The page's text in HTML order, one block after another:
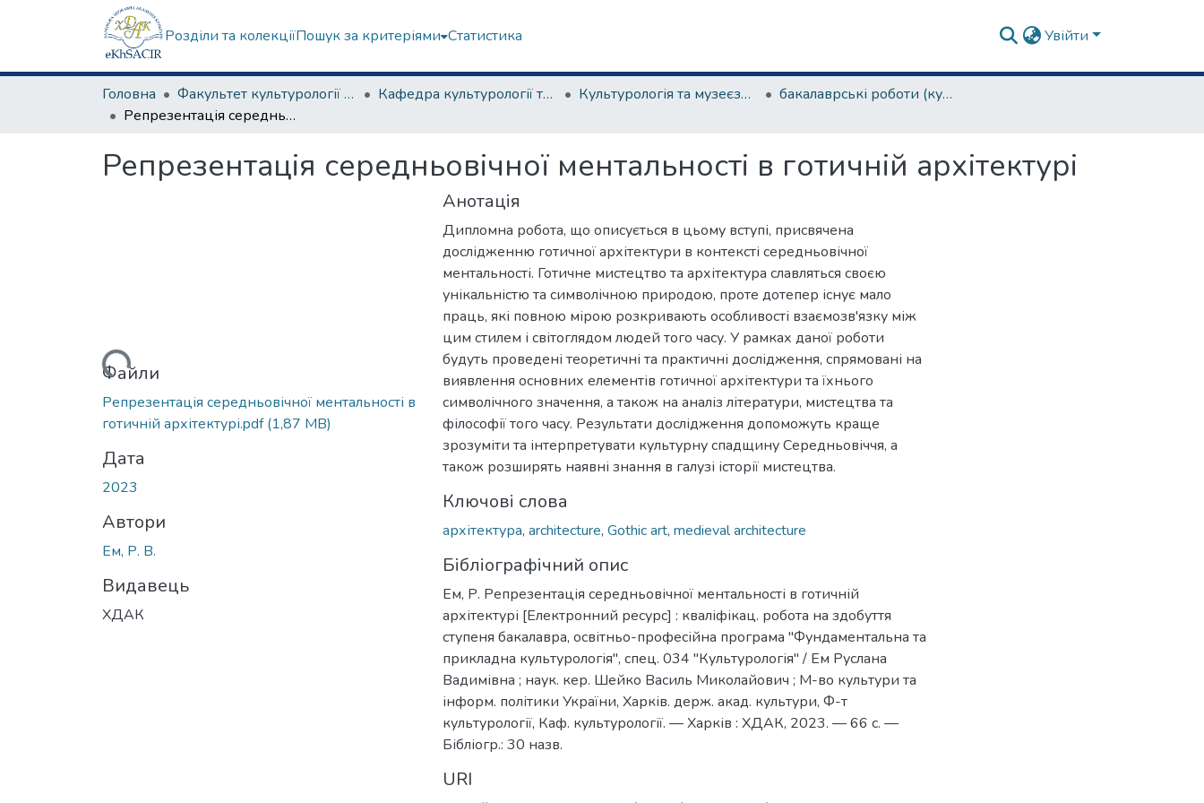
Розділи та колекціїПошук за критеріями Статистика Увійти
Головна Факультет культурології та соціальних комунікацій Кафедра культурології та музеєзнавства Культурологія та музеєзнавство
бакалаврські роботи (культурологія та музеєзнавство)
Репрезентація середньовічної ментальності в готичній архітектурі
Репрезентація середньовічної ментальності в готичній архітектурі
Вантажиться...Файли
Репрезентація середньовічної ментальності в
готичній архітектурі.pdf(1,87 MB)
Дата
2023
Автори
Ем, Р. В.
Видавець
ХДАК
Анотація
Дипломна робота, що описується в цьому вступі, присвячена
дослідженню готичної архітектури в контексті середньовічної
ментальності. Готичне мистецтво та архітектура славляться своєю
унікальністю та символічною природою, проте дотепер існує мало
праць, які повною мірою розкривають особливості взаємозв'язку між
цим стилем і світоглядом людей того часу. У рамках даної роботи
будуть проведені теоретичні та практичні дослідження, спрямовані на
виявлення основних елементів готичної архітектури та їхнього
символічного значення, а також на аналіз літератури, мистецтва та
філософії того часу. Результати дослідження допоможуть краще
зрозуміти та інтерпретувати культурну спадщину Середньовіччя, а
також розширять наявні знання в галузі історії мистецтва.
Ключові слова
архітектура, architecture, Gothic art, medieval architecture
Бібліографічний опис
Ем, Р. Репрезентація середньовічної ментальності в готичній
архітектурі [Електронний ресурс] : кваліфікац. робота на здобуття
ступеня бакалавра, освітньо-професійна програма "Фундаментальна та
прикладна культурологія", спец. 034 "Культурологія" / Ем Руслана
Вадимівна ; наук. кер. Шейко Василь Миколайович ; М-во культури та
інформ. політики України, Харків. держ. акад. культури, Ф-т
культурології, Каф. культурології. — Харків : ХДАК, 2023. — 66 с. —
Бібліогр.: 30 назв.
URI